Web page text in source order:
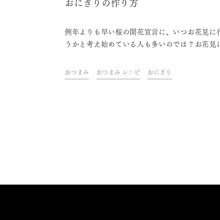
おにぎりの作り方
例年よりも早い桜の開花宣言に、いつお花見に
うかと考え始めている人も多いのでは？お花見
定番の具とのりではちょっと味気ないものです。
花見にぴったりの、ライムとパルミジャーノ・
おつまみ おつまみ レシピ おにぎり